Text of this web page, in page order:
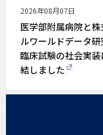
公
開
日
2026年08月07日
医学部附属病院と
ルワールドデータ
臨床試験の社会実
結しました